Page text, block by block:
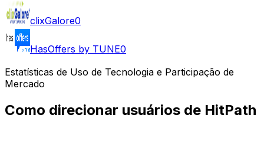
clixGalore0
HasOffers by TUNE0
Estatísticas de Uso de Tecnologia e Participação de
Mercado
Como direcionar usuários de HitPath